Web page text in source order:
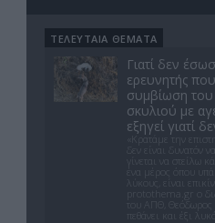
ΤΕΛΕΥΤΑΙΑ ΘΕΜΑΤΑ
Γιατί δεν
ερευνητής
συμβίωση του
σκυλιού με
εξηγεί γιατί
«Κρατάμε την
δεν είναι δυνατόν
γίνεται να στείλω
ένα μέρος όπου
λύκους, είναι
protothema.gr ο
του ΑΠΘ, Θεόδωρος
πεθάνει και έξι